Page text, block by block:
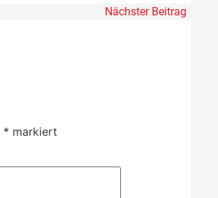
Nächster Beitrag
* markiert